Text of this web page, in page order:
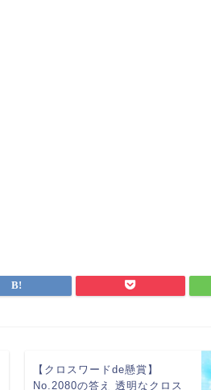
【クロスワードde懸賞】
No.2080の答え 透明なクロス